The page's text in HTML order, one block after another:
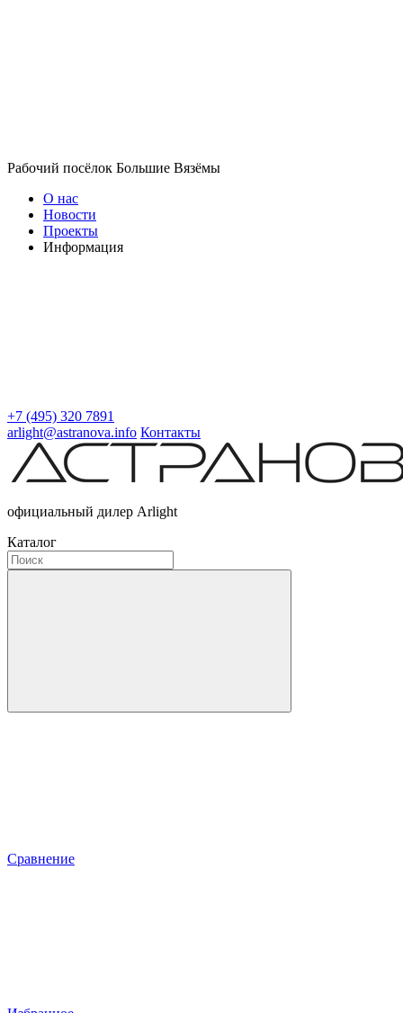
Рабочий посёлок Большие Вязёмы
О нас
Новости
Проекты
Информация
+7 (495) 320 7891
arlight@astranova.info Контакты
официальный дилер Arlight
Каталог
Сравнение